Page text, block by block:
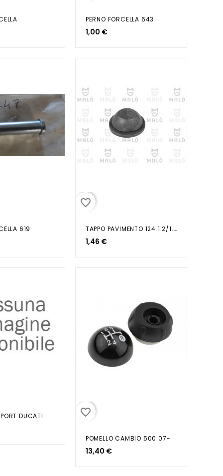
PERNO FORCELLA 643
1,00 €
619
favorite_border
TAPPO PAVIMENTO 124 1.2/1.4/1.5/1.6
1,46 €
DUCATI favorite_border
POMELLO CAMBIO 500 07-
13,40 €